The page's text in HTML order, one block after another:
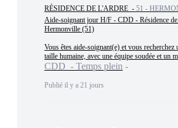
RÉSIDENCE DE L'ARDRE - 51 -
Aide-soignant jour H/F - CDD - Résidence
Hermonville (51)
Vous êtes aide-soignant(e) et vous recherchez
taille humaine, avec une équipe soudée et un
CDD - Temps plein
Publié il y a 21 jours